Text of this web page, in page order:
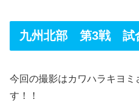
九州北部 第3戦 試
今回の撮影はカワハラキヨミ
す！！